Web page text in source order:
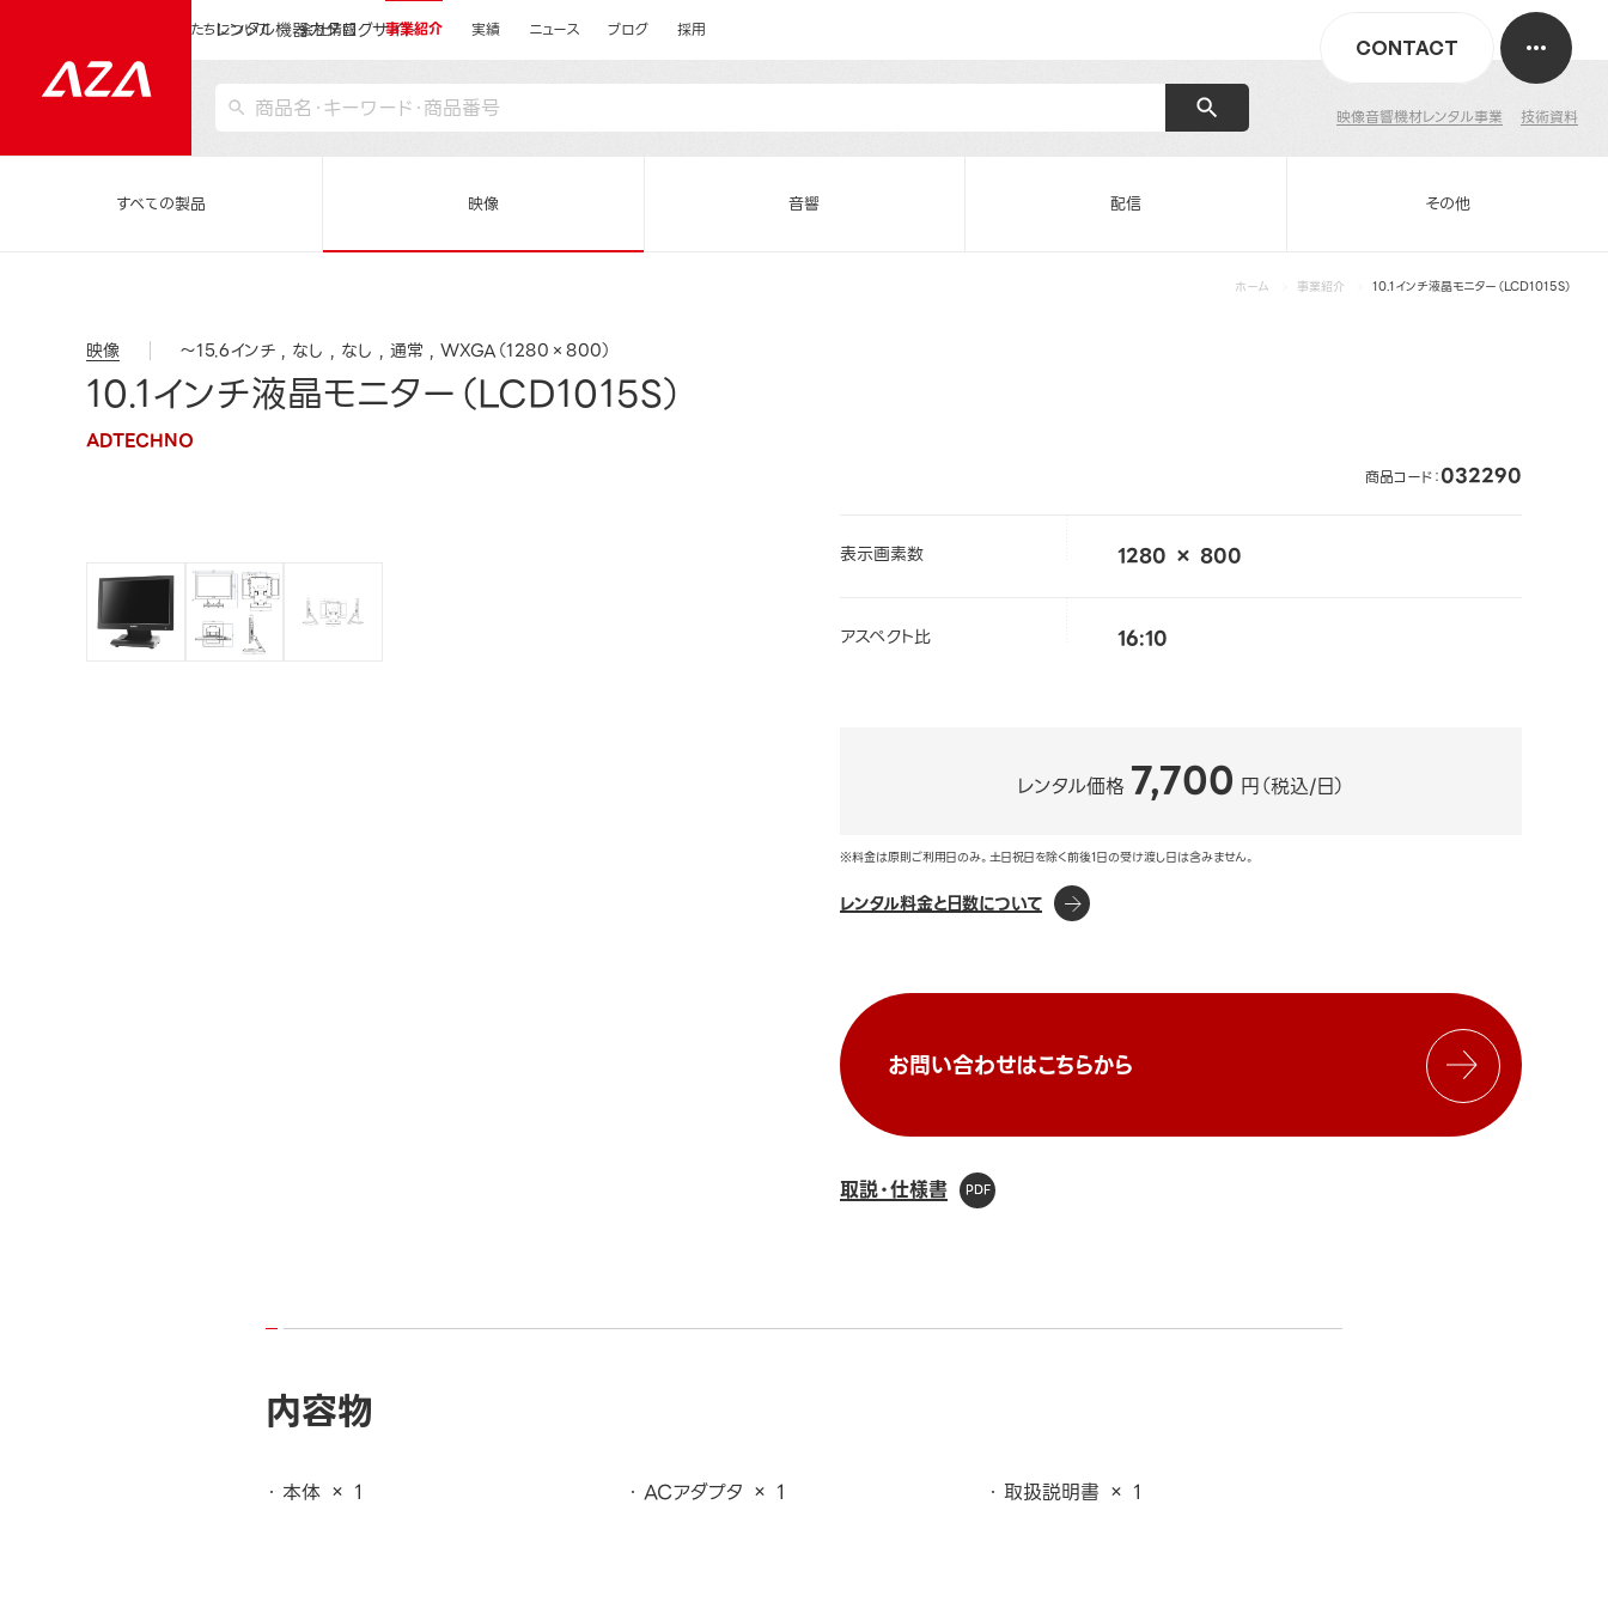
レンタル機器カタログサイト
映像音響機材レンタル事業 技術資料
CONTACT
私たちについて 会社情報 事業紹介 実績 ニュース ブログ 採用
すべての製品 映像 音響 配信 その他
ホーム 事業紹介 10.1インチ液晶モニター（LCD1015S）
映像 ～15.6インチ なし なし 通常 WXGA（1280×800）
10.1インチ液晶モニター（LCD1015S）
ADTECHNO
商品コード：032290
表示画素数 1280 × 800
アスペクト比 16:10
レンタル価格 7,700 円（税込/日）
※料金は原則ご利用日のみ。土日祝日を除く前後1日の受け渡し日は含みません。
レンタル料金と日数について
お問い合わせはこちらから
取説・仕様書
内容物
本体 × 1 ACアダプタ × 1 取扱説明書 × 1